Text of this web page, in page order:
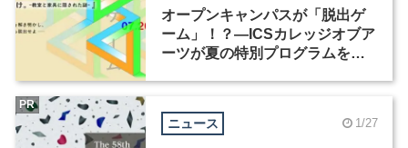
オープンキャンパスが「脱出ゲ
ーム」！？―ICSカレッジオブア
ーツが夏の特別プログラムを開
ニュース 1/27
PR